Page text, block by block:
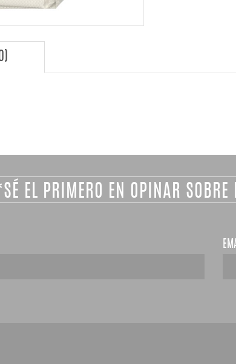
EL PRIMERO EN OPINAR